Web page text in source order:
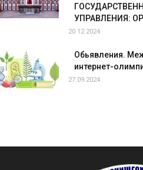
УПРАВЛЕНИЯ:
20.12.2024
Обьявления.
интернет-
27.09.2024